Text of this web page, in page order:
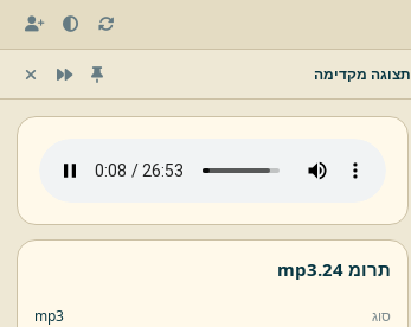
תצוגה מקדימה
תרומ 24. mp3
סוג mp3